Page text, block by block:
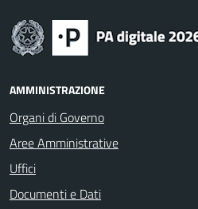
AMMINISTRAZIONE
Organi di Governo
Aree Amministrative
Uffici
Documenti e Dati